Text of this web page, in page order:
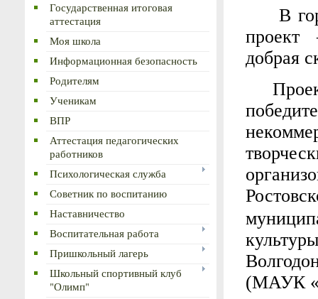
Государственная итоговая
аттестация
Моя школа
Информационная безопасность
Родителям
Ученикам
ВПР
Аттестация педагогических
работников
Психологическая служба
Советник по воспитанию
Наставничество
Воспитательная работа
Пришкольный лагерь
Школьный спортивный клуб
"Олимп"
В
проект
добрая
(МАУК